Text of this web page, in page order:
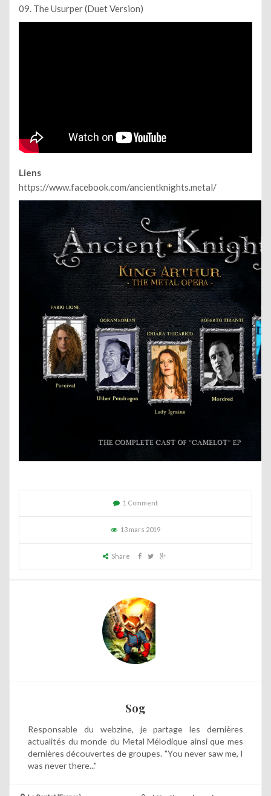
09. The Usurper (Duet Version)
Liens
https://www.facebook.com/ancientknights.metal/
1 Comment
13 mars 2019
Share
Sog
Responsable du webzine, je partage les dernières
actualités du monde du Metal Mélodique ainsi que mes
dernières découvertes de groupes. "You never saw me, I
was never there..."